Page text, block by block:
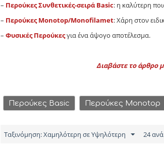
– Περούκες Συνθετικές-σειρά Basic: η καλύτερη
– Περούκες Monotop/Monofilamet: Χάρη στον
– Φυσικές Περούκεςγια ένα άψογο αποτέλεσμα.
Διαβάστε το άρθρο
Περούκες Basic Περούκες Monotop
Ταξινόμηση: Χαμηλότερη σε Υψηλότερη 24